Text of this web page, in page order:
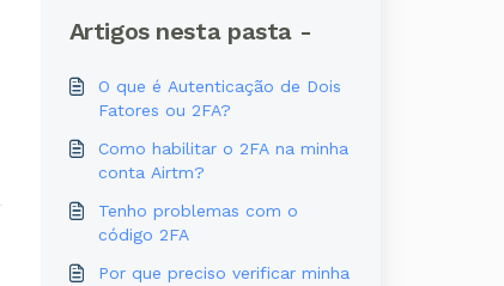
Artigos nesta pasta -
O que é Autenticação de Dois
Fatores ou 2FA?
Como habilitar o 2FA na minha
conta Airtm?
Tenho problemas com o
código 2FA
Por que preciso verificar minha